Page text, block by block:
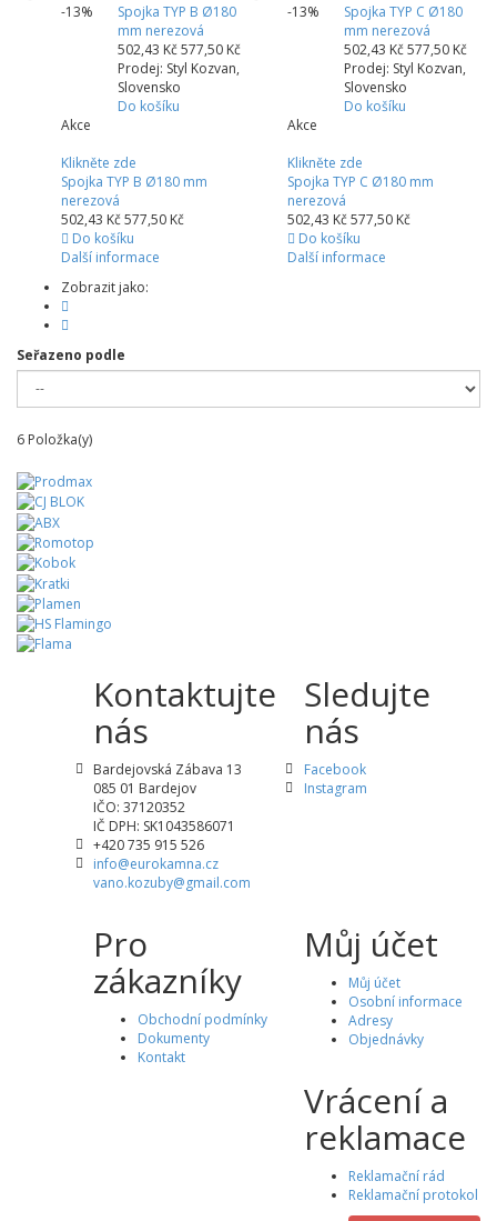
-13%
Spojka TYP B Ø180
mm nerezová
502,43 Kč577,50 Kč
Prodej: Styl Kozvan,
Slovensko
Do košíku
Akce
Klikněte zde
Spojka TYP B Ø180 mm
nerezová
502,43 Kč577,50 Kč
Do košíku
Další informace
-13%
Spojka TYP C Ø180
mm nerezová
502,43 Kč577,50 Kč
Prodej: Styl Kozvan,
Slovensko
Do košíku
Akce
Klikněte zde
Spojka TYP C Ø180 mm
nerezová
502,43 Kč577,50 Kč
Do košíku
Další informace
Zobrazit jako:
Seřazeno podle
6 Položka(y)
Kontaktujte
nás
Bardejovská Zábava 13
085 01 Bardejov
IČO: 37120352
IČ DPH: SK1043586071
+420 735 915 526
info@eurokamna.cz
vano.kozuby@gmail.com
Sledujte
nás
Facebook
Instagram
Pro
zákazníky
Obchodní podmínky
Dokumenty
Kontakt
Můj účet
Můj účet
Osobní informace
Adresy
Objednávky
Vrácení a
reklamace
Reklamační rád
Reklamační protokol